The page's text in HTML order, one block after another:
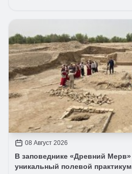
08 Август 2026
В заповеднике «Древний Мерв»
уникальный полевой практикум